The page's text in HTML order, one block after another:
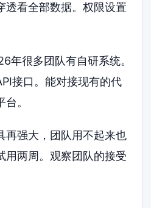
透看全部数据。权限设置
年很多团队有自研系统。
接口。能对接现有的代
。
再强大，团队用不起来也
用两周。观察团队的接受